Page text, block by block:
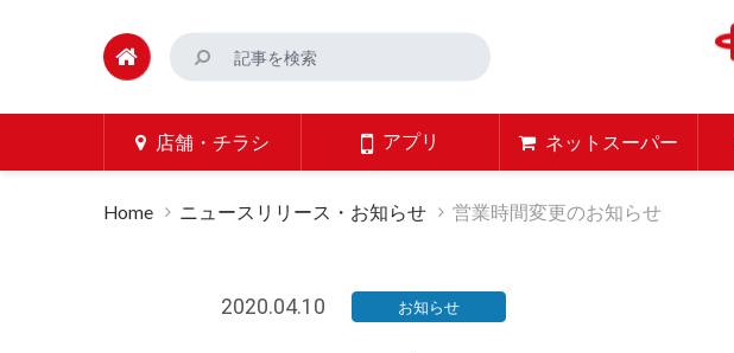
店舗・チラシ アプリ ネットスーパー
Home ニュースリリース・お知らせ 営業時間変更のお知らせ
2020.04.10 お知らせ